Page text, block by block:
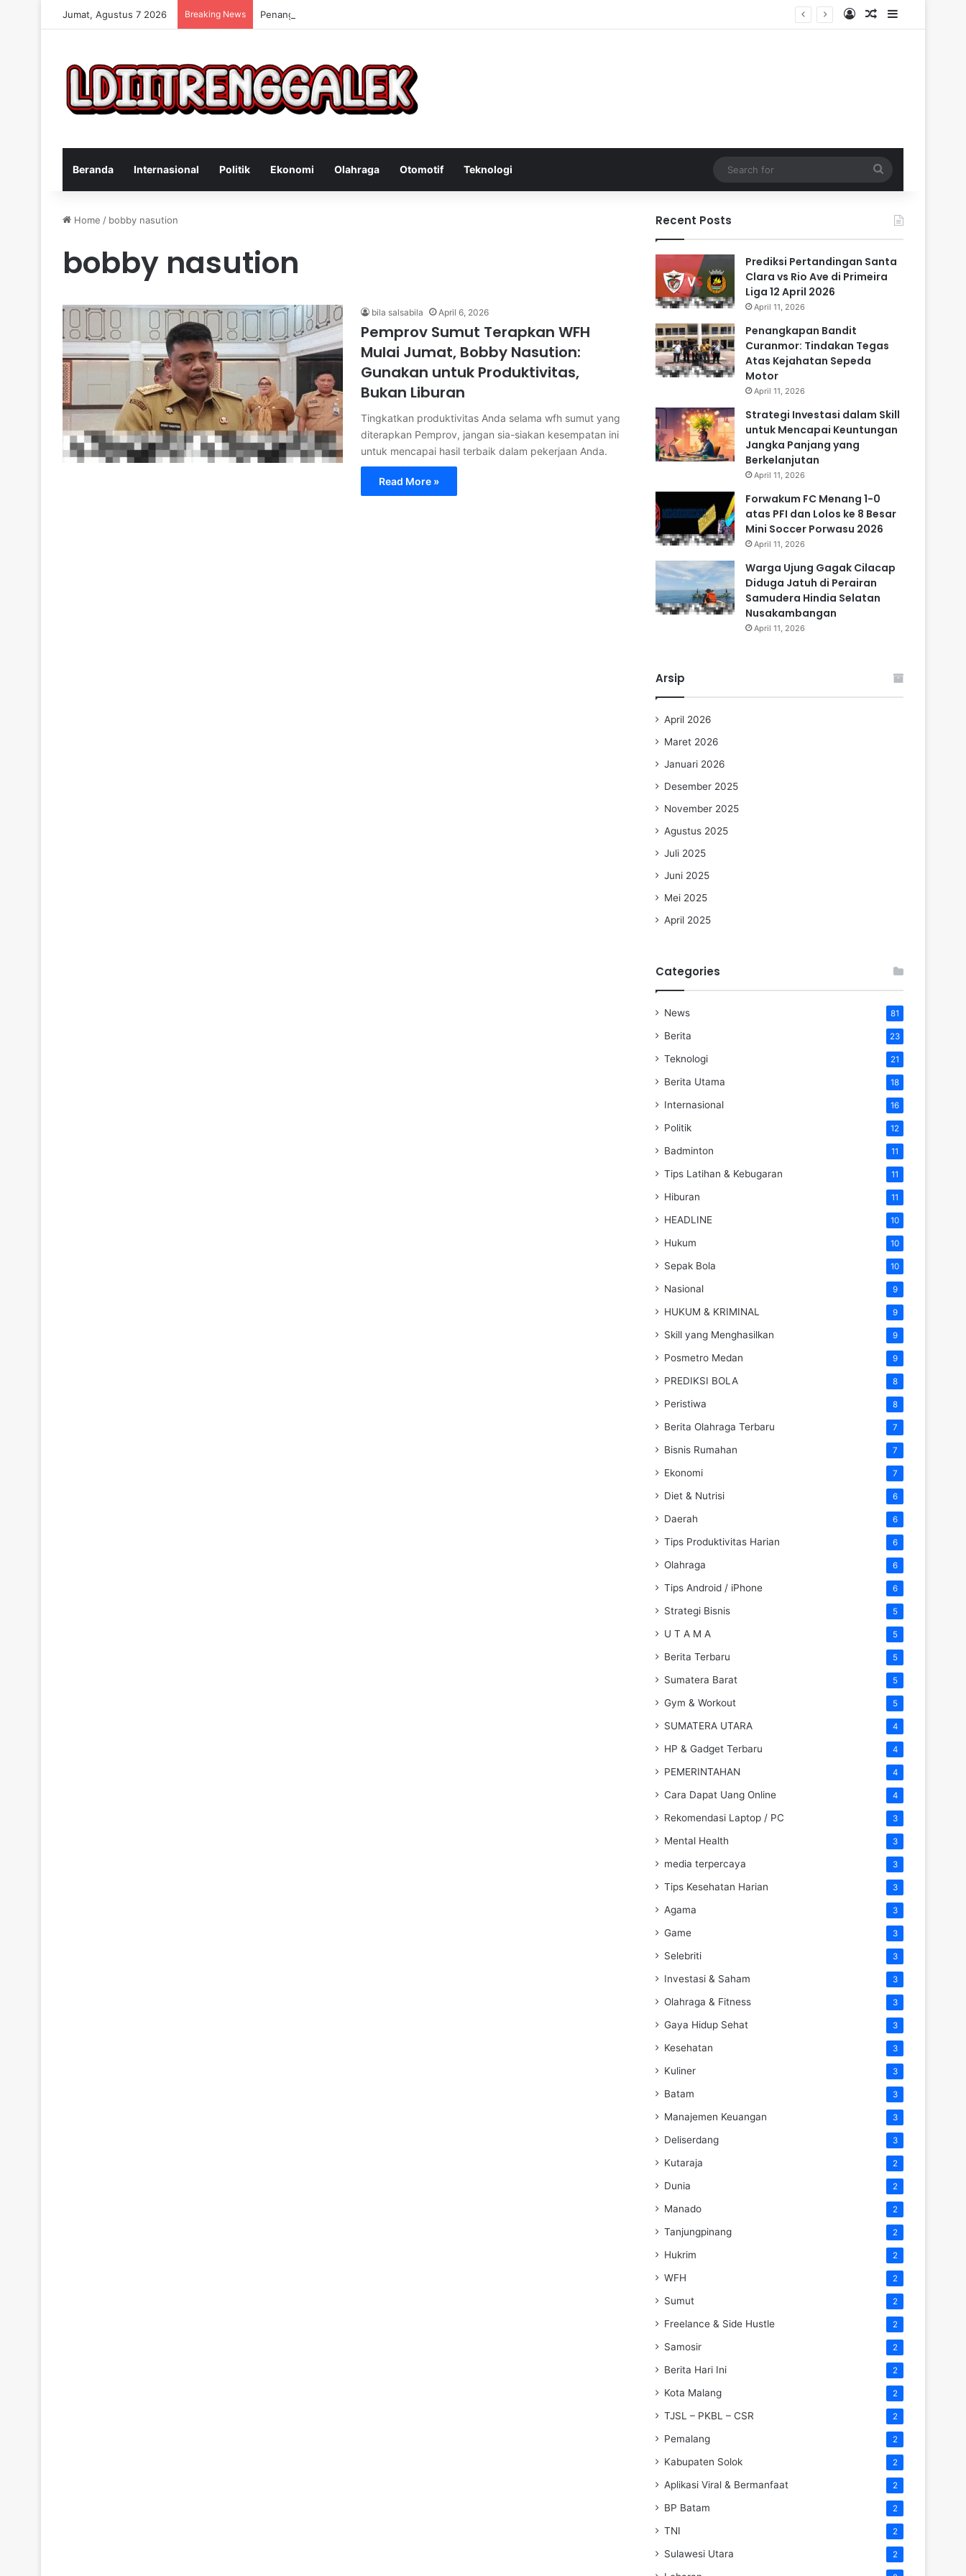
Jumat, Agustus 7 2026 Breaking News Penangkapan Bandit Curanmor: Tindakan Tegas Atas Kejahatan Sepeda Motor Log InRandom Article
Sidebar
Beranda Internasional Politik Ekonomi Olahraga Otomotif Teknologi
for
Home / bobby nasution
bobby nasution
bila salsabila April 6, 2026
Pemprov Sumut Terapkan WFH
Mulai Jumat, Bobby Nasution:
Gunakan untuk Produktivitas,
Bukan Liburan
Tingkatkan produktivitas Anda selama wfh sumut yang
diterapkan Pemprov, jangan sia-siakan kesempatan ini
untuk mencapai hasil terbaik dalam pekerjaan Anda.
Read More »
Recent Posts
Prediksi Pertandingan Santa
Clara vs Rio Ave di Primeira
Liga 12 April 2026
April 11, 2026
Penangkapan Bandit
Curanmor: Tindakan Tegas
Atas Kejahatan Sepeda
Motor
April 11, 2026
Strategi Investasi dalam Skill
untuk Mencapai Keuntungan
Jangka Panjang yang
Berkelanjutan
April 11, 2026
Forwakum FC Menang 1-0
atas PFI dan Lolos ke 8 Besar
Mini Soccer Porwasu 2026
April 11, 2026
Warga Ujung Gagak Cilacap
Diduga Jatuh di Perairan
Samudera Hindia Selatan
Nusakambangan
April 11, 2026
Arsip
April 2026
Maret 2026
Januari 2026
Desember 2025
November 2025
Agustus 2025
Juli 2025
Juni 2025
Mei 2025
April 2025
Categories
News 81
Berita 23
Teknologi 21
Berita Utama 18
Internasional 16
Politik 12
Badminton 11
Tips Latihan & Kebugaran 11
Hiburan 11
HEADLINE 10
Hukum 10
Sepak Bola 10
Nasional 9
HUKUM & KRIMINAL 9
Skill yang Menghasilkan 9
Posmetro Medan 9
PREDIKSI BOLA 8
Peristiwa 8
Berita Olahraga Terbaru 7
Bisnis Rumahan 7
Ekonomi 7
Diet & Nutrisi 6
Daerah 6
Tips Produktivitas Harian 6
Olahraga 6
Tips Android / iPhone 6
Strategi Bisnis 5
U T A M A 5
Berita Terbaru 5
Sumatera Barat 5
Gym & Workout 5
SUMATERA UTARA 4
HP & Gadget Terbaru 4
PEMERINTAHAN 4
Cara Dapat Uang Online 4
Rekomendasi Laptop / PC 3
Mental Health 3
media terpercaya 3
Tips Kesehatan Harian 3
Agama 3
Game 3
Selebriti 3
Investasi & Saham 3
Olahraga & Fitness 3
Gaya Hidup Sehat 3
Kesehatan 3
Kuliner 3
Batam 3
Manajemen Keuangan 3
Deliserdang 3
Kutaraja 2
Dunia 2
Manado 2
Tanjungpinang 2
Hukrim 2
WFH 2
Sumut 2
Freelance & Side Hustle 2
Samosir 2
Berita Hari Ini 2
Kota Malang 2
TJSL – PKBL – CSR 2
Pemalang 2
Kabupaten Solok 2
Aplikasi Viral & Bermanfaat 2
BP Batam 2
TNI 2
Sulawesi Utara 2